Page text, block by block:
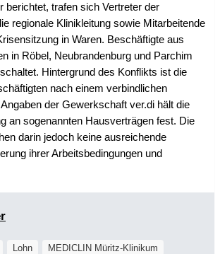
berichtet, trafen sich Vertreter der
regionale Klinikleitung sowie Mitarbeitende
in Waren. Beschäftigte aus
in Röbel, Neubrandenburg und Parchim
Hintergrund des Konflikts ist die
nach einem verbindlichen
der Gewerkschaft ver.di hält die
an sogenannten Hausverträgen fest. Die
darin jedoch keine ausreichende
ihrer Arbeitsbedingungen und
Lohn
MEDICLIN Müritz-Klinikum